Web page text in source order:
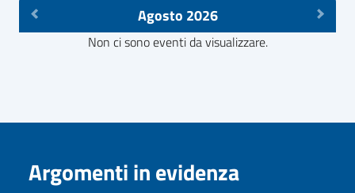
Agosto 2026
Non ci sono eventi da visualizzare.
Argomenti in evidenza